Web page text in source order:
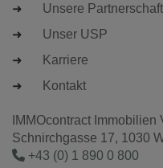
Unsere Partnerschaft
Unser USP
Karriere
Kontakt
IMMOcontract Immobilien
Schnirchgasse 17, 1030
+43 (0) 1 890 0 800